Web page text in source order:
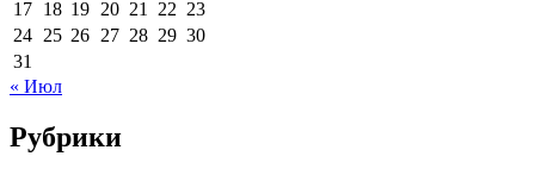
17 18 19 20 21 22 23
24 25 26 27 28 29 30
31
« Июл
Рубрики